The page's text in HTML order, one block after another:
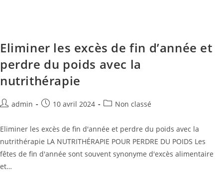
Eliminer les excès de fin d’année et
perdre du poids avec la
nutrithérapie
admin 10 avril 2024 Non classé
Eliminer les excès de fin d'année et perdre du poids avec la
nutrithérapie LA NUTRITHÉRAPIE POUR PERDRE DU POIDS Les
fêtes de fin d'année sont souvent synonyme d'excès alimentaire
et…